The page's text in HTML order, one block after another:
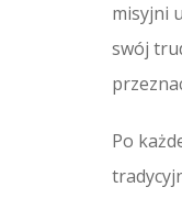
misyjni
swój
Po